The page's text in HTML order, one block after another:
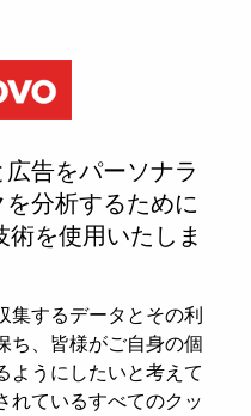
告をパーソナラ
分析するために
術を使用いたしま
集するデータとその利
ち、皆様がご自身の個
ようにしたいと考えて
れているすべてのクッ
セットします
with your